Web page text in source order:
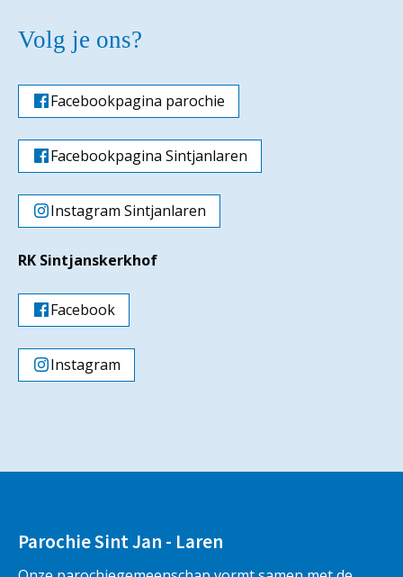
Volg je ons?
Facebookpagina parochie
Facebookpagina Sintjanlaren
Instagram Sintjanlaren
RK Sintjanskerkhof
Facebook
Instagram
Parochie Sint Jan - Laren